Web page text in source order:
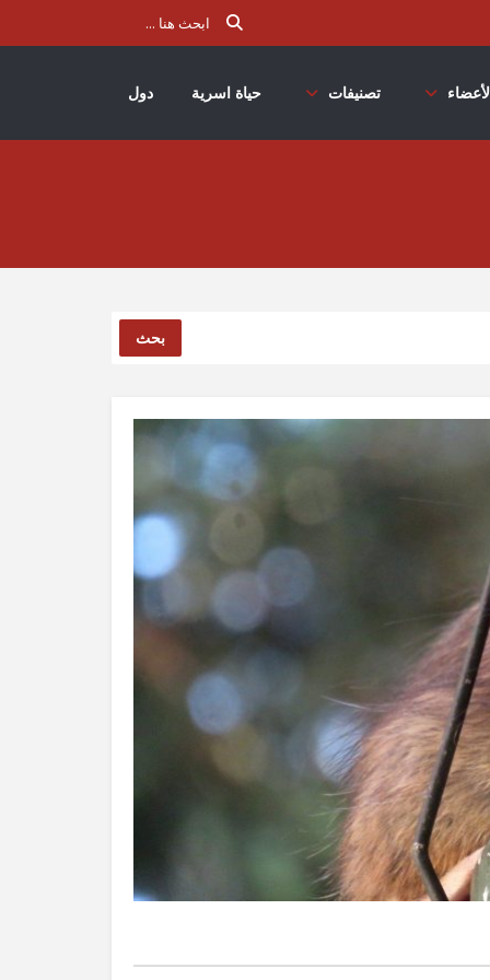
تصنيفات حياة اسرية دول
بحث